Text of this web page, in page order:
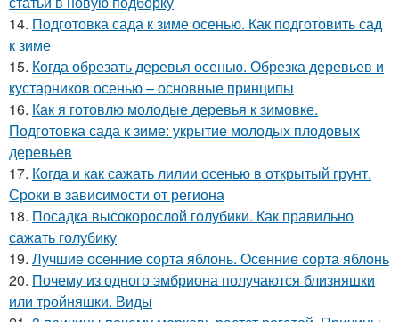
14. Подготовка сада к зиме осенью. Как подготовить сад
к зиме
15. Когда обрезать деревья осенью. Обрезка деревьев и
кустарников осенью – основные принципы
16. Как я готовлю молодые деревья к зимовке.
Подготовка сада к зиме: укрытие молодых плодовых
деревьев
17. Когда и как сажать лилии осенью в открытый грунт.
Сроки в зависимости от региона
18. Посадка высокорослой голубики. Как правильно
сажать голубику
19. Лучшие осенние сорта яблонь. Осенние сорта яблонь
20. Почему из одного эмбриона получаются близняшки
или тройняшки. Виды